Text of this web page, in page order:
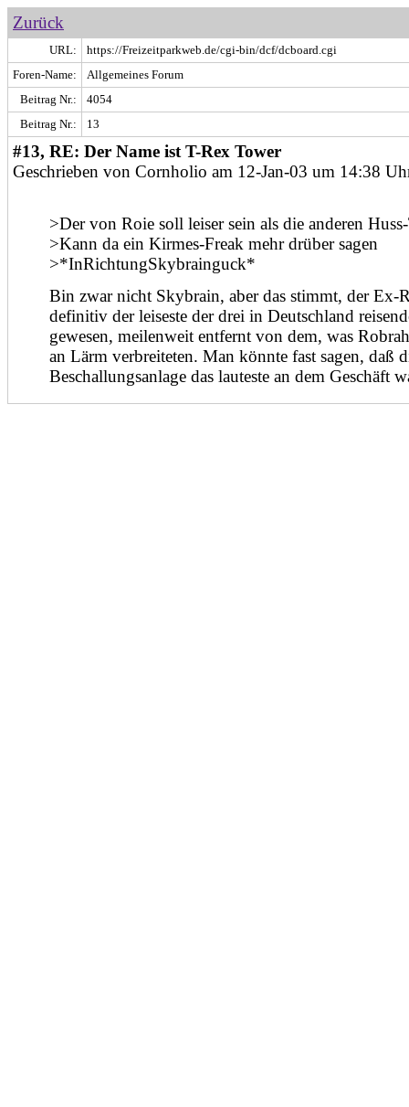
Zurück
URL:
https://Freizeitparkweb.de/cgi-bin/dcf/dcboard.cgi
Foren-Name:
Allgemeines Forum
Beitrag Nr.:
4054
Beitrag Nr.:
13
#13, RE: Der Name ist T-Rex Tower
Geschrieben von Cornholio am 12-Jan-03 um 14:38
>Der von Roie soll leiser sein als die anderen
>Kann da ein Kirmes-Freak mehr drüber sagen
>*InRichtungSkybrainguck*
Bin zwar nicht Skybrain, aber das stimmt, der Ex-
definitiv der leiseste der drei in Deutschland
gewesen, meilenweit entfernt von dem, was
an Lärm verbreiteten. Man könnte fast sagen, daß
Beschallungsanlage das lauteste an dem Geschäft